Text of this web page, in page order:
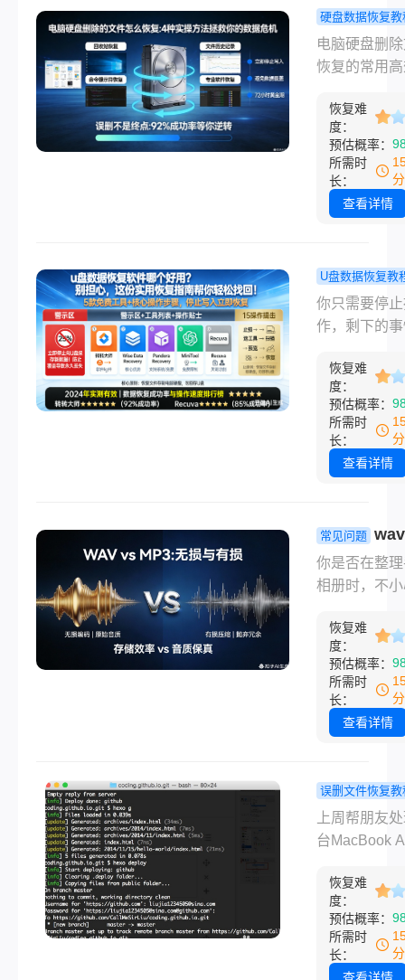
学。那么硬
资料不小心
怎么找回呢
急！作为测
20+数据恢复
博主，今天
出5个高成功
代码、小白
实操方案，
脑、U盘、
硬盘数据恢复教
脑硬盘删除
件怎么恢复
的数据危机
电脑硬盘删
恢复的常用
电脑硬盘中
文件往往承
要的工作资
人回忆或关
据。然而，
丢失，带来
的麻烦。幸
是，文件删
非立即永久
通过一些高
法，我们仍
机会将其恢
文将详细介
常用且高效
恢复方法，
助您在紧急
快速找回丢
据。无论是
恢复难
度：
预估概率：
所需时
长：
查看详情
U盘数据恢复教
数据恢复软
个好用？别
复指南帮你
找回！
你只需要停
作，剩下的
件。“糟糕！
不小心把U
明天要交的
除了！”“上
照片全在U
场景你一定
——一个小小
装着我们的
件，但意外
除、格式化
感染或是突
读取，都可
贵的数据在
消失。别慌
这种情况，
恢复难
度：
预估概率：
所需时
长：
查看详情
常见问题
mp3格式有
区别？误删
最安全！
你是否在整
相册时，不
音（如宝宝
重要会议记
MP3音乐？
wav和mp3
么区别呢？
区别，并手
你用“转转大
恢复软件”10
件——中国用
测成功率
绝“误删后悔”
恢复难
度：
预估概率：
所需时
长：
查看详情
误删文件恢复教
Mac上文件
还能找回吗
法！
上周帮朋友
台MacBook
文件夹整个
废纸篓，然
快点了“清倒
——当时整个
懵了。我自
恢复难
度：
预估概率：
所需时
长：